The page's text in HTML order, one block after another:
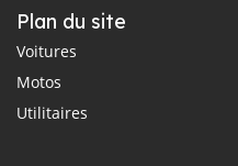
Plan du site
Voitures
Motos
Utilitaires